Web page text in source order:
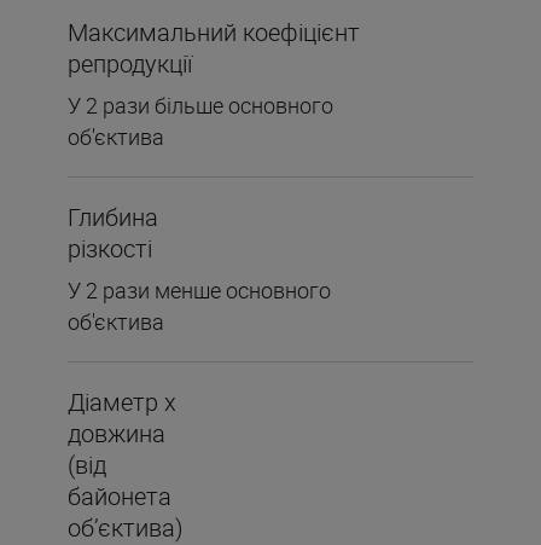
Максимальний коефіцієнт
репродукції
У 2 рази більше основного
об'єктива
Глибина
різкості
У 2 рази менше основного
об'єктива
Діаметр х
довжина
(від
байонета
об’єктива)